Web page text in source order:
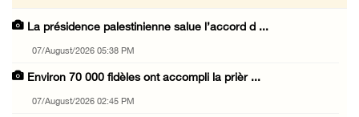
La présidence palestinienne salue l’accord d ...
07/August/2026 05:38 PM
Environ 70 000 fidèles ont accompli la prièr ...
07/August/2026 02:45 PM